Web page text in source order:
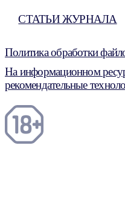
СТАТЬИ ЖУРНАЛА
Политика обработки
На информационном
рекомендательные